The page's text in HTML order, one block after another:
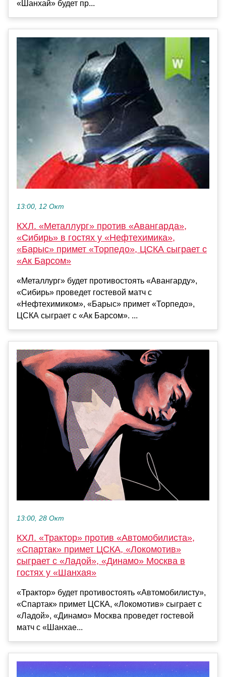
«Шанхай» будет пр...
13:00, 12 Окт
КХЛ. «Металлург» против «Авангарда»,
«Сибирь» в гостях у «Нефтехимика»,
«Барыс» примет «Торпедо», ЦСКА сыграет с
«Ак Барсом»
«Металлург» будет противостоять «Авангарду»,
«Сибирь» проведет гостевой матч с
«Нефтехимиком», «Барыс» примет «Торпедо»,
ЦСКА сыграет с «Ак Барсом». ...
13:00, 28 Окт
КХЛ. «Трактор» против «Автомобилиста»,
«Спартак» примет ЦСКА, «Локомотив»
сыграет с «Ладой», «Динамо» Москва в
гостях у «Шанхая»
«Трактор» будет противостоять «Автомобилисту»,
«Спартак» примет ЦСКА, «Локомотив» сыграет с
«Ладой», «Динамо» Москва проведет гостевой
матч с «Шанхае...